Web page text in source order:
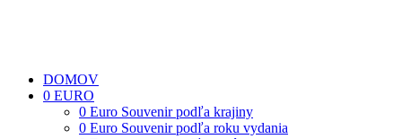
DOMOV
0 EURO
0 Euro Souvenir podľa krajiny
0 Euro Souvenir podľa roku vydania